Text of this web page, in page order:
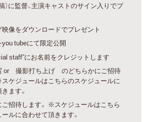
）に監督、主演キャストのサイン入りでプ
映像をダウンロードでプレゼント
tubeにて限定公開
staff”にお名前をクレジットします
or 撮影打ち上げ のどちらかにご招待
ケジュールはこちらのスケジュールに
ます。
招待します。 ※スケジュールはこちら
ルに合わせて頂きます。